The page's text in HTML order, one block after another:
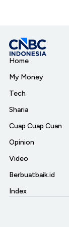
Home
My Money
Tech
Sharia
Cuap Cuap Cuan
Opinion
Video
Berbuatbaik.id
Index